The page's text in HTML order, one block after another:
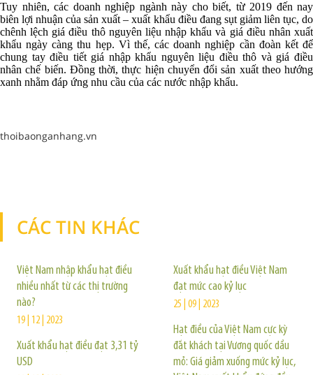
Tuy nhiên, các doanh nghiệp ngành này cho biết, từ 2019 đến nay
biên lợi nhuận của sản xuất – xuất khẩu điều đang sụt giảm liên tục, do
chênh lệch giá điều thô nguyên liệu nhập khẩu và giá điều nhân xuất
khẩu ngày càng thu hẹp. Vì thế, các doanh nghiệp cần đoàn kết để
chung tay điều tiết giá nhập khẩu nguyên liệu điều thô và giá điều
nhân chế biến. Đồng thời, thực hiện chuyển đổi sản xuất theo hướng
xanh nhằm đáp ứng nhu cầu của các nước nhập khẩu.
thoibaonganhang.vn
CÁC TIN KHÁC
Việt Nam nhập khẩu hạt điều
nhiều nhất từ các thị trường
nào?
19 | 12 | 2023
Xuất khẩu hạt điều đạt 3,31 tỷ
USD
Xuất khẩu hạt điều Việt Nam
đạt mức cao kỷ lục
25 | 09 | 2023
Hạt điều của Việt Nam cực kỳ
đắt khách tại Vương quốc dầu
mỏ: Giá giảm xuống mức kỷ lục,